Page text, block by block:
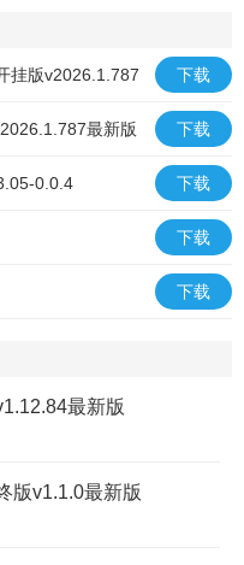
挂版v2026.1.787 下载
最新版 下载
0.0.4 下载
下载
下载
最新版
版v1.1.0最新版